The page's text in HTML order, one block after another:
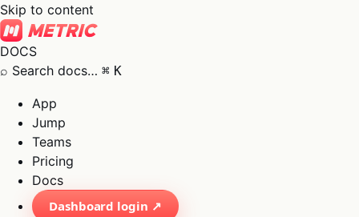
Skip to content
DOCS
⌕ Search docs… ⌘ K
App
Jump
Teams
Pricing
Docs
Dashboard login ↗